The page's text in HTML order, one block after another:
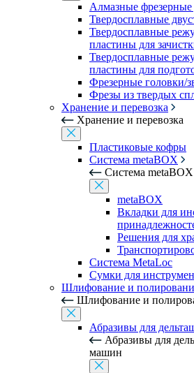
Алмазные фрезерные
Твердосплавные
Твердосплавные
пластины для
Твердосплавные
пластины для
Фрезерные головки/
Фрезы из твердых
Хранение и перевозка
Хранение и перевозка
Пластиковые кофры
Система metaBOX
Система metaBOX
metaBOX
Вкладки для
Решения для
Система MetaLoc
Сумки для
Шлифование и
Шлифование и
Абразивы для
Абразивы для
машин